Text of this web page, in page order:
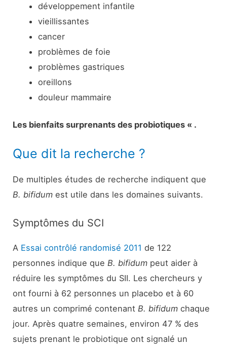
développement infantile
vieillissantes
cancer
problèmes de foie
problèmes gastriques
oreillons
douleur mammaire
Les bienfaits surprenants des probiotiques « .
Que dit la recherche ?
De multiples études de recherche indiquent que
B. bifidum est utile dans les domaines suivants.
Symptômes du SCI
A Essai contrôlé randomisé 2011 de 122
personnes indique que B. bifidum peut aider à
réduire les symptômes du SII. Les chercheurs y
ont fourni à 62 personnes un placebo et à 60
autres un comprimé contenant B. bifidum chaque
jour. Après quatre semaines, environ 47 % des
sujets prenant le probiotique ont signalé un